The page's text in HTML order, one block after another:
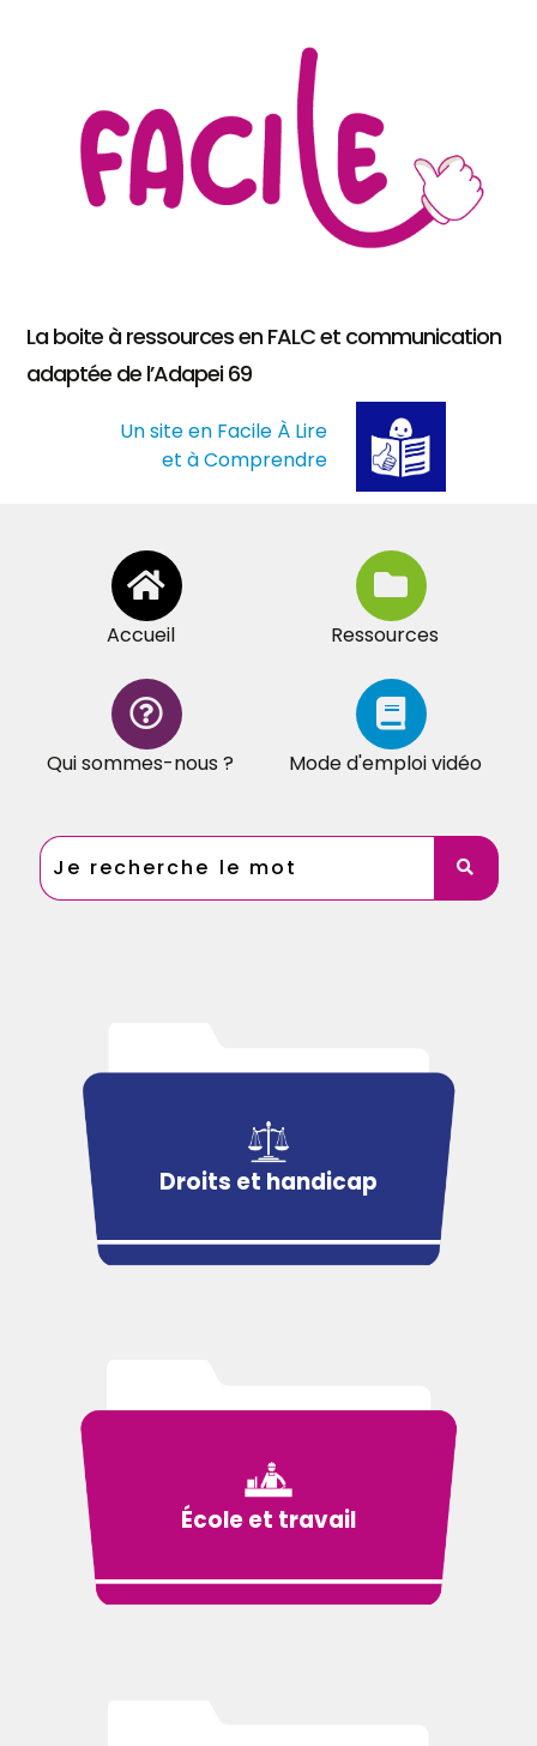
La boite à ressources en FALC et communication
adaptée de l’Adapei 69
Un site en Facile À Lire
et à Comprendre
Accueil Ressources
Qui sommes-nous ? Mode d'emploi vidéo
Droits et handicap
École et travail